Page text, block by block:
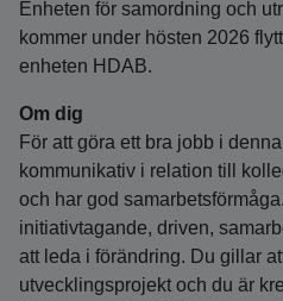
Enheten för samordning och
kommer under hösten 2026
enheten HDAB.
Om dig
För att göra ett bra jobb i
kommunikativ i relation till
och har god
initiativtagande, driven,
att leda i förändring. Du gillar
utvecklingsprojekt och du är